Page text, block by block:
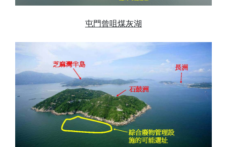
屯門曾咀煤灰湖